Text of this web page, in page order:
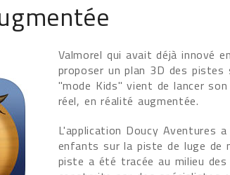
Valmorel qui avait déjà innové
proposer un plan 3D des pistes
"mode Kids" vient de lancer
réel, en réalité augmentée.
L'application Doucy Aventures
enfants sur la piste de luge de
piste a été tracée au milieu